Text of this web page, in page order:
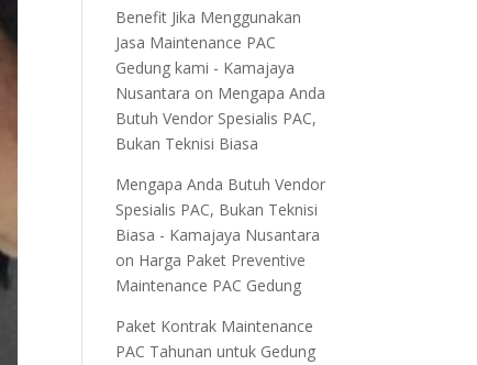
Benefit Jika Menggunakan
Jasa Maintenance PAC
Gedung kami - Kamajaya
Nusantara on Mengapa Anda
Butuh Vendor Spesialis PAC,
Bukan Teknisi Biasa
Mengapa Anda Butuh Vendor
Spesialis PAC, Bukan Teknisi
Biasa - Kamajaya Nusantara
on Harga Paket Preventive
Maintenance PAC Gedung
Paket Kontrak Maintenance
PAC Tahunan untuk Gedung